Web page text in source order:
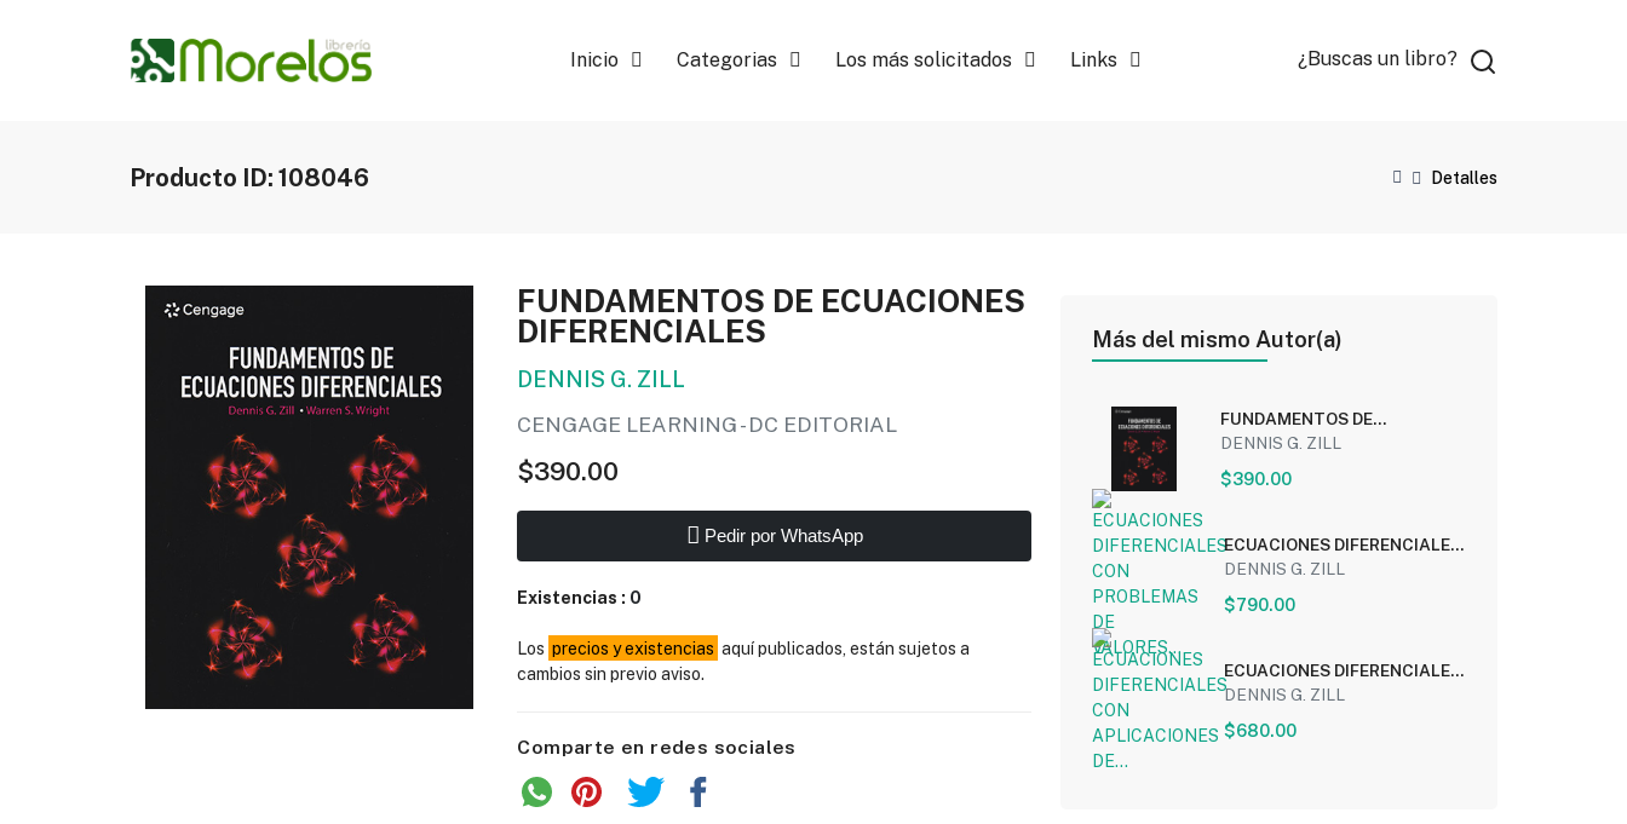
Inicio Categorias Los más solicitados Links ¿Buscas un libro?
Producto ID: 108046 Detalles
FUNDAMENTOS DE ECUACIONES
DIFERENCIALES
DENNIS G. ZILL
CENGAGE LEARNING - DC EDITORIAL
$390.00
Pedir por WhatsApp
Existencias : 0
Los precios y existencias aquí publicados, están sujetos a
cambios sin previo aviso.
Comparte en redes sociales
Más del mismo Autor(a)
FUNDAMENTOS DE
ECUACIONES DIFERENCIALES
DENNIS G. ZILL
$390.00
ECUACIONES DIFERENCIALES
CON PROBLEMAS DE
DENNIS G. ZILL
$790.00
ECUACIONES DIFERENCIALES
CON APLICACIONES DE...
DENNIS G. ZILL
$680.00